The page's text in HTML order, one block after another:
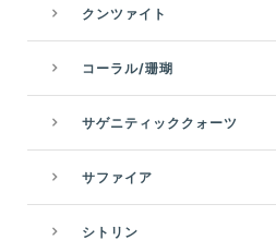
クンツァイト
コーラル/珊瑚
サゲニティッククォーツ
サファイア
シトリン